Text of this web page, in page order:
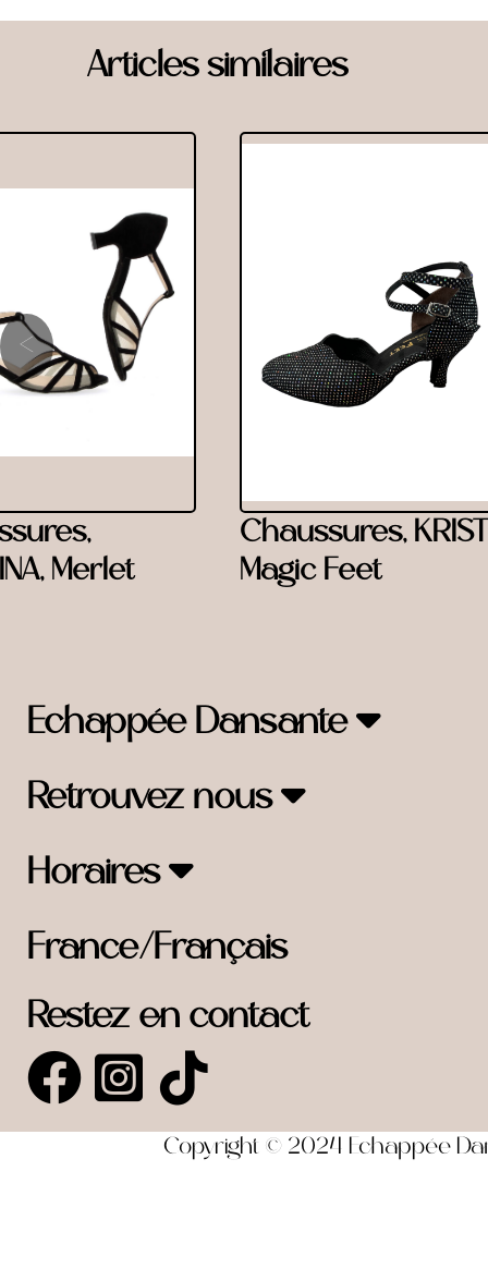
Articles similaires
‹
Merlet
Chaussures,
Magic Feet
Echappée Dansante
Retrouvez nous
Horaires
France/Français
Restez en contact
Copyright © 2024 Echappée